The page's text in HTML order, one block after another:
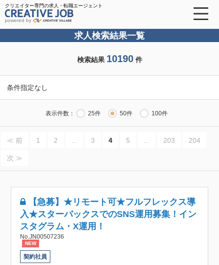
クリエイター専門の求人・転職エージェント
powered by
求人検索結果一覧
検索結果 10190件
条件指定なし
表示件数： 25件 50件 100件
≪ 前 1 2 3 4 5 203 204
次 ≫
【急募】★リモート可★フルフレックス導
入★スターバックスでのSNS運用募集！イン
スタグラム・X運用！
No.JN00507236
NEW
契約社員